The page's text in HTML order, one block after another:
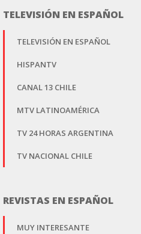
TELEVISIÓN EN ESPAÑOL
TELEVISIÓN EN ESPAÑOL
HISPANTV
CANAL 13 CHILE
MTV LATINOAMÉRICA
TV 24 HORAS ARGENTINA
TV NACIONAL CHILE
REVISTAS EN ESPAÑOL
MUY INTERESANTE